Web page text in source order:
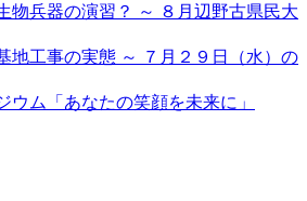
物兵器の演習？ ～ ８月辺野古県民大
地工事の実態 ～ ７月２９日（水）の
ウム「あなたの笑顔を未来に」